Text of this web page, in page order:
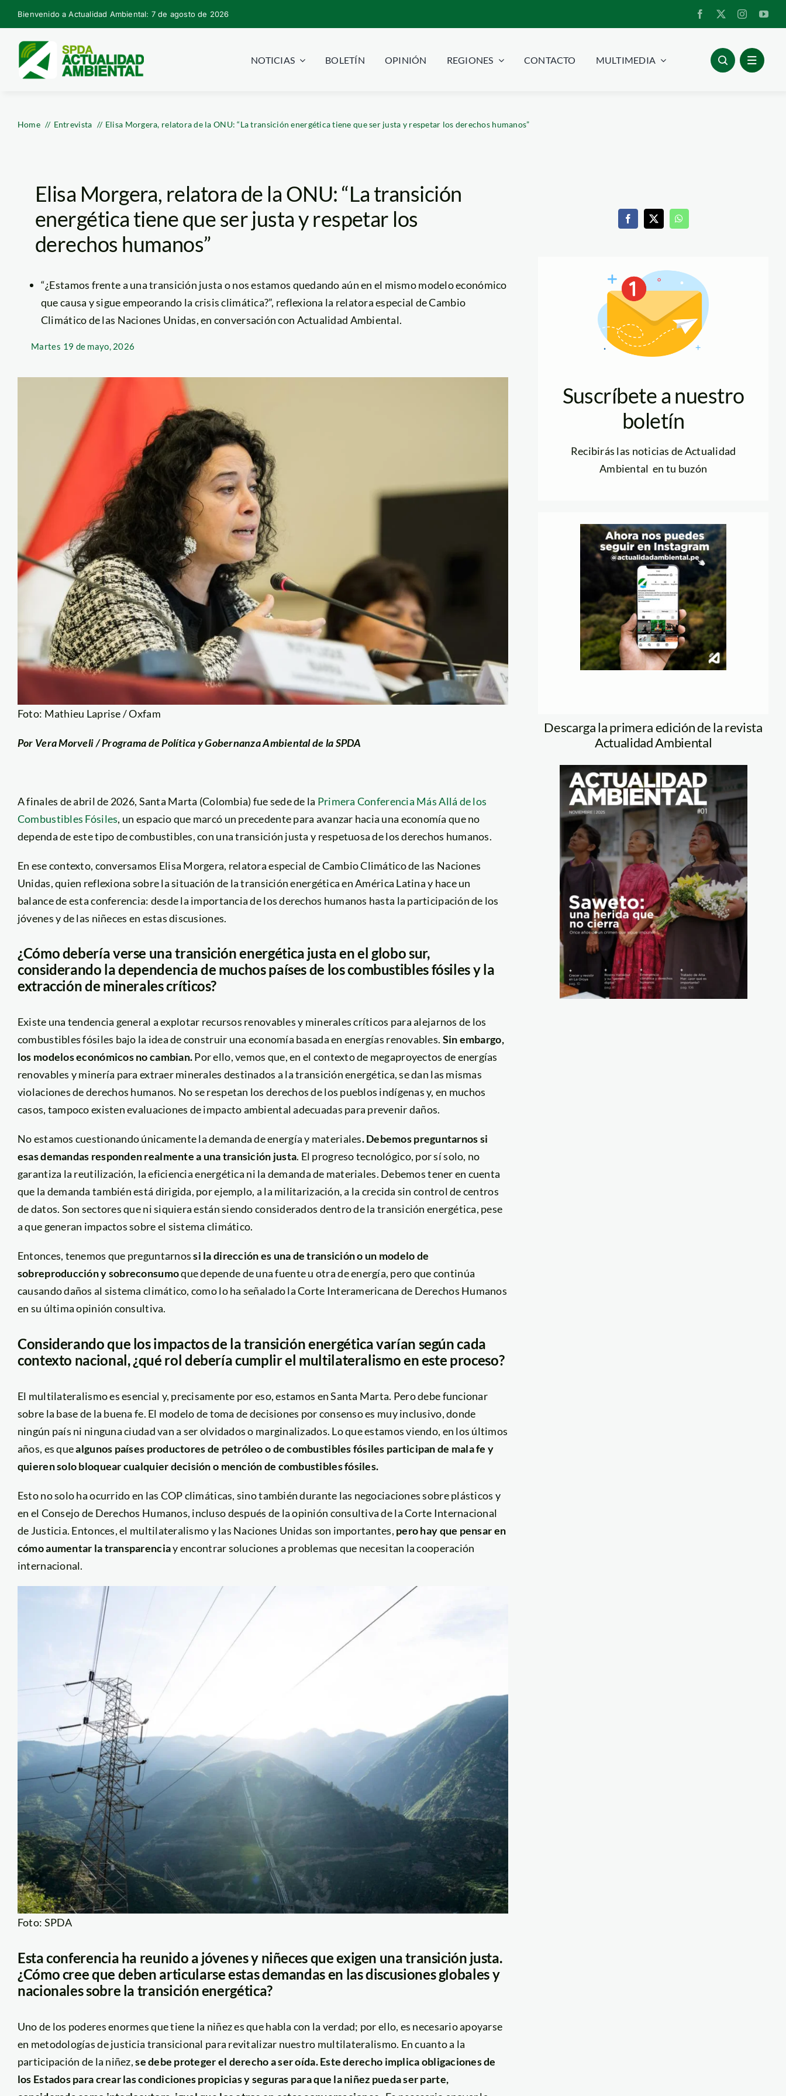
Skip
to
content
Bienvenido a Actualidad Ambiental: 7 de agosto de 2026
NOTICIAS BOLETÍN OPINIÓN REGIONES CONTACTO MULTIMEDIA
Home Entrevista Elisa Morgera, relatora de la ONU: “La transición energética tiene que ser justa y respetar los derechos humanos”
Elisa Morgera, relatora de la ONU: “La transición
energética tiene que ser justa y respetar los
derechos humanos”
“¿Estamos frente a una transición justa o nos estamos quedando aún en el mismo modelo económico
que causa y sigue empeorando la crisis climática?”, reflexiona la relatora especial de Cambio
Climático de las Naciones Unidas, en conversación con Actualidad Ambiental.
Martes 19 de mayo, 2026
Foto: Mathieu Laprise / Oxfam
Por Vera Morveli / Programa de Política y Gobernanza Ambiental de la SPDA
A finales de abril de 2026, Santa Marta (Colombia) fue sede de la Primera Conferencia Más Allá de los
Combustibles Fósiles, un espacio que marcó un precedente para avanzar hacia una economía que no
dependa de este tipo de combustibles, con una transición justa y respetuosa de los derechos humanos.
En ese contexto, conversamos Elisa Morgera, relatora especial de Cambio Climático de las Naciones
Unidas, quien reflexiona sobre la situación de la transición energética en América Latina y hace un
balance de esta conferencia: desde la importancia de los derechos humanos hasta la participación de los
jóvenes y de las niñeces en estas discusiones.
¿Cómo debería verse una transición energética justa en el globo sur,
considerando la dependencia de muchos países de los combustibles fósiles y la
extracción de minerales críticos?
Existe una tendencia general a explotar recursos renovables y minerales críticos para alejarnos de los
combustibles fósiles bajo la idea de construir una economía basada en energías renovables. Sin embargo,
los modelos económicos no cambian.Por ello, vemos que, en el contexto de megaproyectos de energías
renovables y minería para extraer minerales destinados a la transición energética, se dan las mismas
violaciones de derechos humanos. No se respetan los derechos de los pueblos indígenas y, en muchos
casos, tampoco existen evaluaciones de impacto ambiental adecuadas para prevenir daños.
No estamos cuestionando únicamente la demanda de energía y materiales. Debemos preguntarnos si
esas demandas responden realmente a una transición justa. El progreso tecnológico, por sí solo, no
garantiza la reutilización, la eficiencia energética ni la demanda de materiales. Debemos tener en cuenta
que la demanda también está dirigida, por ejemplo, a la militarización, a la crecida sin control de centros
de datos. Son sectores que ni siquiera están siendo considerados dentro de la transición energética, pese
a que generan impactos sobre el sistema climático.
Entonces, tenemos que preguntarnossi la dirección es una de transición o un modelo de
sobreproducción y sobreconsumoque depende de una fuente u otra de energía, pero que continúa
causando daños al sistema climático, como lo ha señalado la Corte Interamericana de Derechos Humanos
en su última opinión consultiva.
Considerando que los impactos de la transición energética varían según cada
contexto nacional, ¿qué rol debería cumplir el multilateralismo en este proceso?
El multilateralismo es esencial y, precisamente por eso, estamos en Santa Marta. Pero debe funcionar
sobre la base de la buena fe. El modelo de toma de decisiones por consenso es muy inclusivo, donde
ningún país ni ninguna ciudad van a ser olvidados o marginalizados. Lo que estamos viendo, en los últimos
años, es quealgunos países productores de petróleo o de combustibles fósiles participan de mala fe y
quieren solo bloquear cualquier decisión o mención de combustibles fósiles.
Esto no solo ha ocurrido en las COP climáticas, sino también durante las negociaciones sobre plásticos y
en el Consejo de Derechos Humanos, incluso después de la opinión consultiva de la Corte Internacional
de Justicia. Entonces,el multilateralismo y las Naciones Unidas son importantes, perohayque pensaren
cómoaumentar latransparenciay encontrar soluciones a problemas que necesitan la cooperación
internacional.
Foto: SPDA
Esta conferencia ha reunido a jóvenes y niñeces que exigen una transición justa.
¿Cómo cree que deben articularse estas demandas en las discusiones globales y
nacionales sobre la transición energética?
Uno de los poderes enormes que tiene la niñez es que habla con la verdad; por ello, es necesario apoyarse
en metodologías de justicia transicional para revitalizar nuestro multilateralismo. En cuanto a la
participación de la niñez,se debe proteger el derecho a ser oída. Este derecho implica obligaciones de
los Estados para crear las condiciones propicias y seguras para que la niñez pueda ser parte,
Suscríbete a nuestro
boletín
Recibirás las noticias de Actualidad
Ambiental en tu buzón
Descarga la primera edición de la revista
Actualidad Ambiental